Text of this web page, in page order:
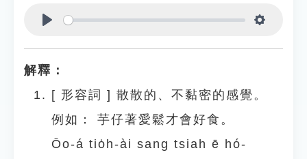
解釋：
[ 形容詞 ] 散散的、不黏密的感覺。
例如：
芋仔著愛鬆才會好食。
Ōo-á tio̍h-ài sang tsiah ē hó-